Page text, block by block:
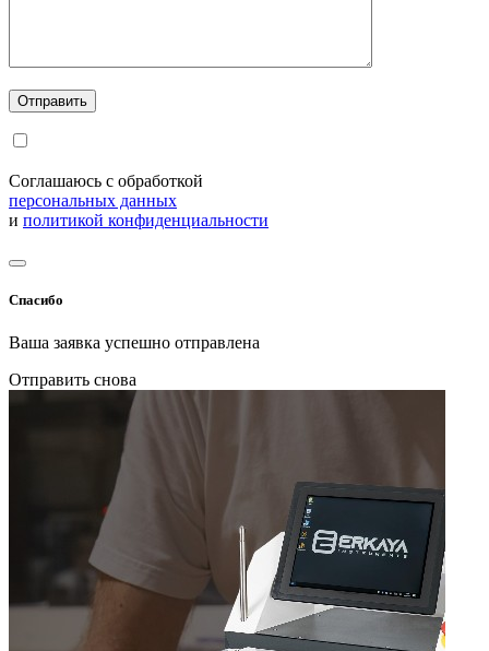
Соглашаюсь с обработкой
персональных данных
и политикой конфиденциальности
Спасибо
Ваша заявка успешно отправлена
Отправить снова